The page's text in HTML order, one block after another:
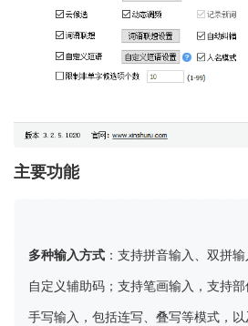
主要功能
多种输入方式 ：支持拼音输入、双拼
自定义辅助码；支持笔画输入，支持
手写输入，包括连写、叠写等模式，